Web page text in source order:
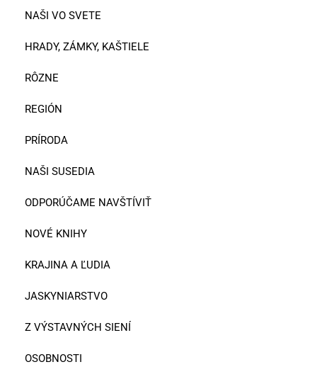
NAŠI VO SVETE
HRADY, ZÁMKY, KAŠTIELE
RÔZNE
REGIÓN
PRÍRODA
NAŠI SUSEDIA
ODPORÚČAME NAVŠTÍVIŤ
NOVÉ KNIHY
KRAJINA A ĽUDIA
JASKYNIARSTVO
Z VÝSTAVNÝCH SIENÍ
OSOBNOSTI